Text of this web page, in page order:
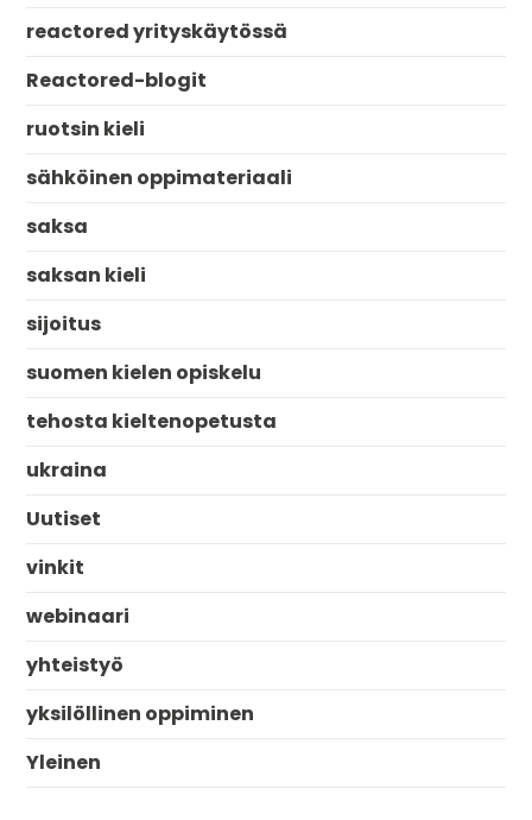
reactored yrityskäytössä
Reactored-blogit
ruotsin kieli
sähköinen oppimateriaali
saksa
saksan kieli
sijoitus
suomen kielen opiskelu
tehosta kieltenopetusta
ukraina
Uutiset
vinkit
webinaari
yhteistyö
yksilöllinen oppiminen
Yleinen